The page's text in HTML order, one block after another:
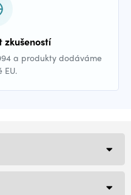
zkušeností
a produkty dodáváme
EU.